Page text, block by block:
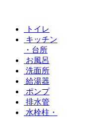
トイレ
キッチン
・台所
お風呂
洗面所
給湯器
ポンプ
排水管
水栓柱・